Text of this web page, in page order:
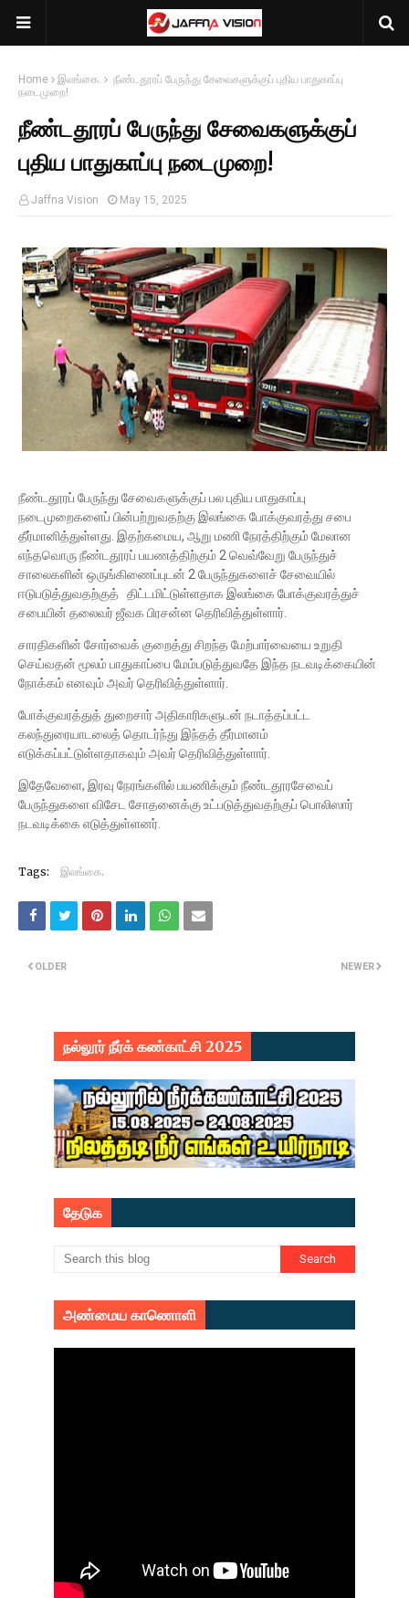
Home இலங்கை.
நீண்டதூரப் பேருந்து சேவைகளுக்குப் புதிய பாதுகாப்பு
நடைமுறை!
நீண்டதூரப் பேருந்து சேவைகளுக்குப்
புதிய பாதுகாப்பு நடைமுறை!
Jaffna Vision May 15, 2025
நீண்டதூரப் பேருந்து சேவைகளுக்குப் பல புதிய பாதுகாப்பு
நடைமுறைகளைப் பின்பற்றுவதற்கு இலங்கை போக்குவரத்து சபை
தீர்மானித்துள்ளது. இதற்கமைய, ஆறு மணி நேரத்திற்கும் மேலான
எந்தவொரு நீண்டதூரப் பயணத்திற்கும் 2 வெவ்வேறு பேருந்துச்
சாலைகளின் ஒருங்கிணைப்புடன் 2 பேருந்துகளைச் சேவையில்
ஈடுபடுத்துவதற்குத் திட்டமிட்டுள்ளதாக இலங்கை போக்குவரத்துச்
சபையின் தலைவர் ஜீவக பிரசன்ன தெரிவித்துள்ளார்.
சாரதிகளின் சோர்வைக் குறைத்து சிறந்த மேற்பார்வையை உறுதி
செய்வதன் மூலம் பாதுகாப்பை மேம்படுத்துவதே இந்த நடவடிக்கையின்
நோக்கம் எனவும் அவர் தெரிவித்துள்ளார்.
போக்குவரத்துத் துறைசார் அதிகாரிகளுடன் நடாத்தப்பட்ட
கலந்துரையாடலைத் தொடர்ந்து இந்தத் தீர்மானம்
எடுக்கப்பட்டுள்ளதாகவும் அவர் தெரிவித்துள்ளார்.
இதேவேளை, இரவு நேரங்களில் பயணிக்கும் நீண்டதூரசேவைப்
பேருந்துகளை விசேட சோதனைக்கு உட்படுத்துவதற்குப் பொலிஸார்
நடவடிக்கை எடுத்துள்ளனர்.
Tags: இலங்கை.
NEWER
OLDER
நல்லூர் நீர்க் கண்காட்சி 2025
தேடுக
அண்மைய காணொளி